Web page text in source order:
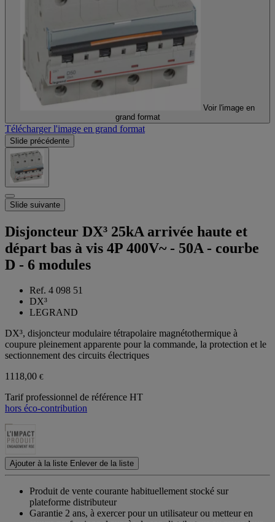
Voir l'image en
grand format
Télécharger l'image en grand format
Slide précédente
Slide suivante
Disjoncteur DX³ 25kA arrivée haute et
départ bas à vis 4P 400V~ - 50A - courbe
D - 6 modules
Ref. 4 098 51
DX³
LEGRAND
DX³, disjoncteur modulaire tétrapolaire magnétothermique à
coupure pleinement apparente pour la commande, la protection et le
sectionnement des circuits électriques
1118,00 €
Tarif professionnel de référence HT
hors éco-contribution
Ajouter à la liste Enlever de la liste
Produit de vente courante habituellement stocké sur
plateforme distributeur
Garantie 2 ans, à exercer pour un utilisateur ou metteur en